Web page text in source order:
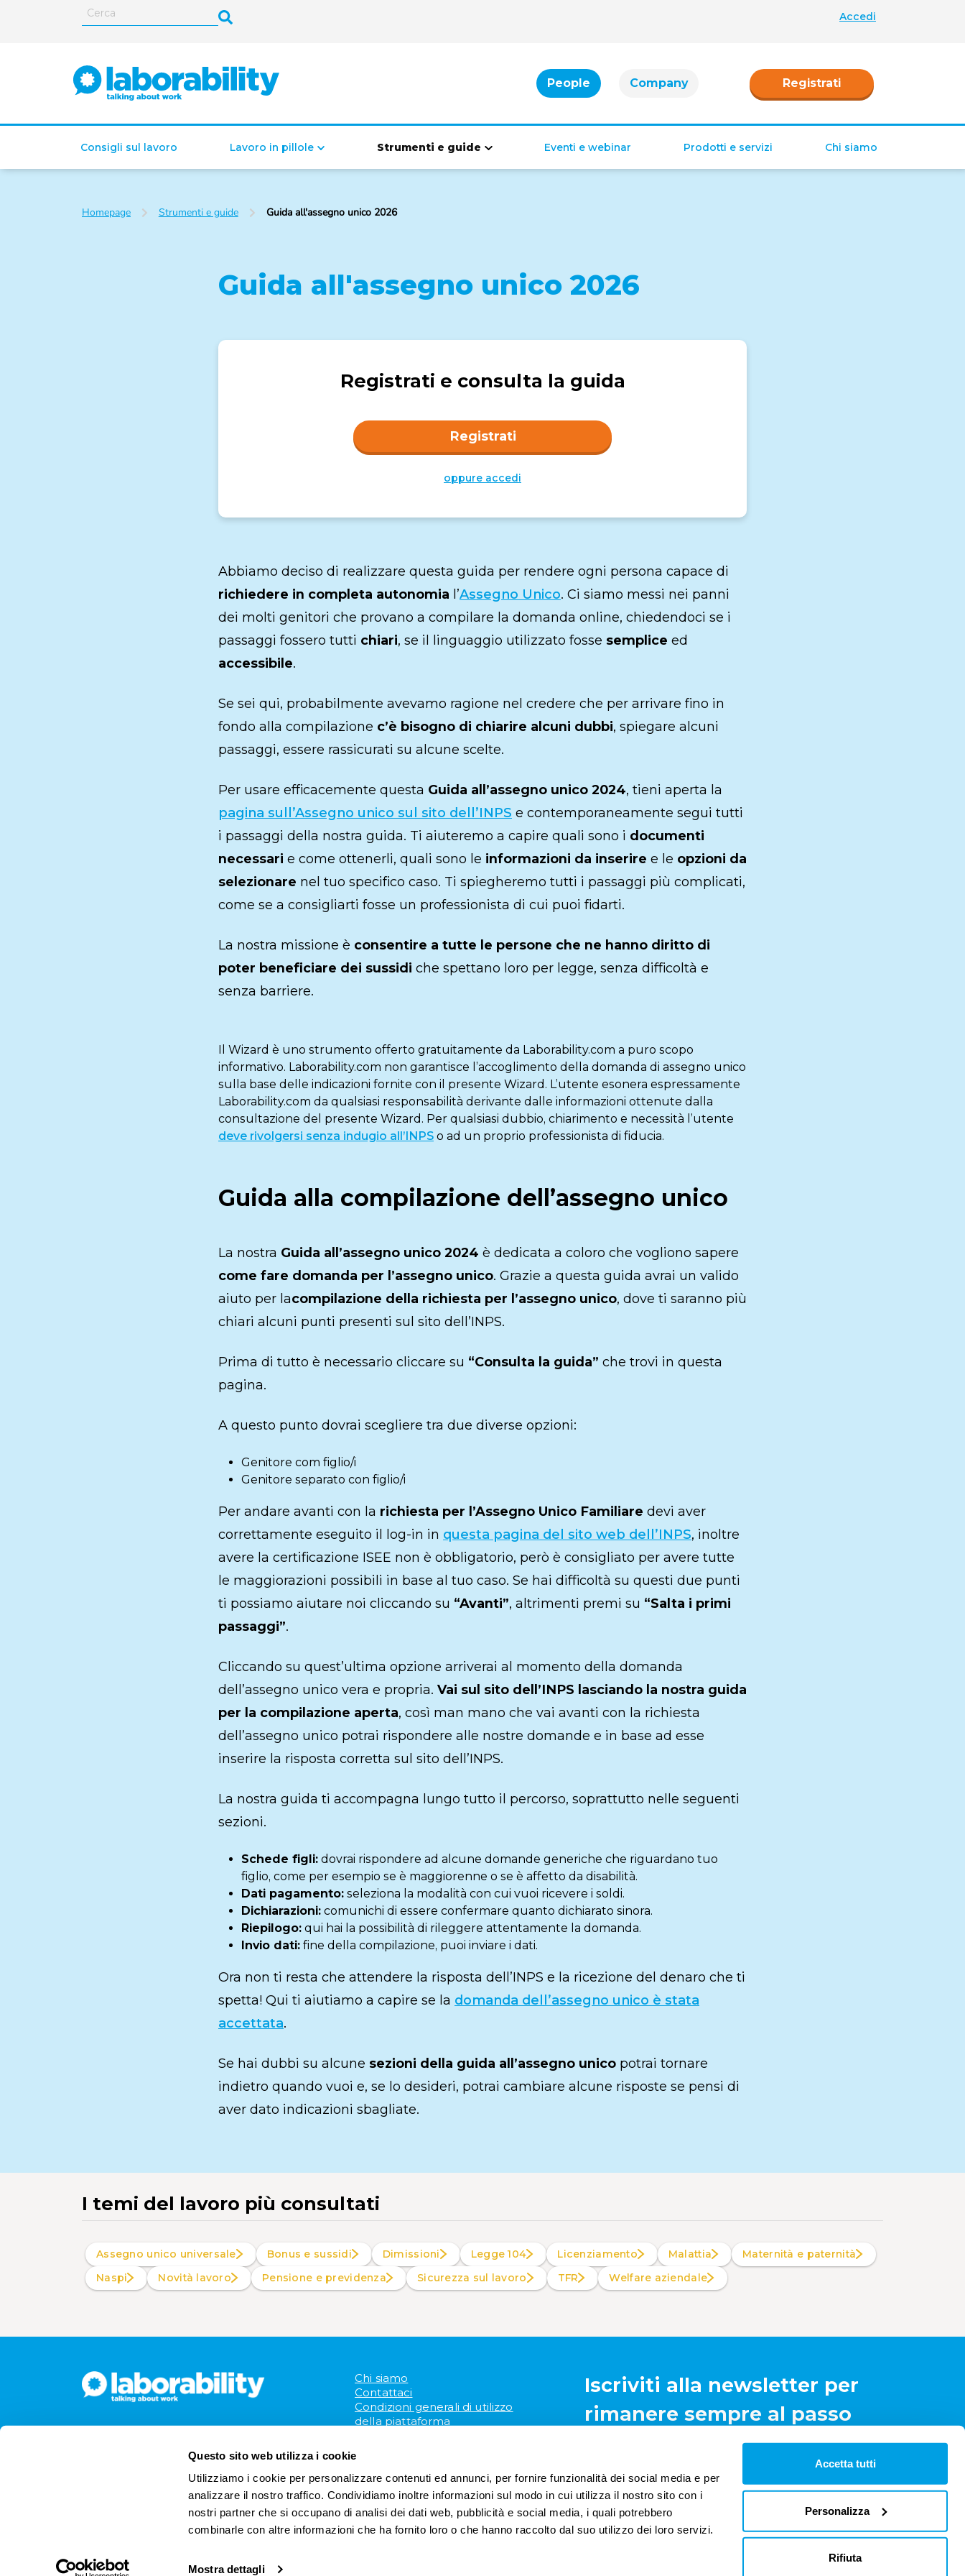
Questo sito web utilizza i cookie
Utilizziamo i cookie per personalizzare contenuti ed annunci, per fornire funzionalità dei social media e per
analizzare il nostro traffico. Condividiamo inoltre informazioni sul modo in cui utilizza il nostro sito con i
nostri partner che si occupano di analisi dei dati web, pubblicità e social media, i quali potrebbero
combinarle con altre informazioni che ha fornito loro o che hanno raccolto dal suo utilizzo dei loro servizi.
Mostra dettagli
Accetta tutti
Personalizza
Rifiuta
Accedi
People Company Registrati
Consigli sul lavoro Lavoro in pillole
ISEE (Indicatore della
Indennità di disoccupazione
Infortunio sul lavoro
Mobbing sul lavoro
Strumenti e guide Eventi e webinar Prodotti e servizi Chi siamo
Homepage Strumenti e guide Guida all'assegno unico 2026
Guida all'assegno unico2026
Registrati e consulta la guida
Registrati
oppure accedi
Abbiamo deciso di realizzare questa guida per rendere ogni persona capace di
richiedere in completa autonomia l’Assegno Unico. Ci siamo messi nei panni
dei molti genitori che provano a compilare la domanda online, chiedendoci se i
passaggi fossero tutti chiari, se il linguaggio utilizzato fosse semplice ed
accessibile.
Se sei qui, probabilmente avevamo ragione nel credere che per arrivare fino in
fondo alla compilazione c’è bisogno di chiarire alcuni dubbi, spiegare alcuni
passaggi, essere rassicurati su alcune scelte.
Per usare efficacemente questa Guida all’assegno unico 2024, tieni aperta la
pagina sull’Assegno unico sul sito dell’INPS e contemporaneamente segui tutti
i passaggi della nostra guida. Ti aiuteremo a capire quali sono i documenti
necessari e come ottenerli, quali sono le informazioni da inserire e le opzioni da
selezionare nel tuo specifico caso. Ti spiegheremo tutti i passaggi più complicati,
come se a consigliarti fosse un professionista di cui puoi fidarti.
La nostra missione è consentire a tutte le persone che ne hanno diritto di
poter beneficiare dei sussidi che spettano loro per legge, senza difficoltà e
senza barriere.
Il Wizard è uno strumento offerto gratuitamente da Laborability.com a puro scopo
informativo. Laborability.com non garantisce l’accoglimento della domanda di assegno unico
sulla base delle indicazioni fornite con il presente Wizard. L’utente esonera espressamente
Laborability.com da qualsiasi responsabilità derivante dalle informazioni ottenute dalla
consultazione del presente Wizard. Per qualsiasi dubbio, chiarimento e necessità l’utente
deve rivolgersi senza indugio all’INPS o ad un proprio professionista di fiducia.
Guida alla compilazione dell’assegno unico
La nostra Guida all’assegno unico 2024 è dedicata a coloro che vogliono sapere
come fare domanda per l’assegno unico. Grazie a questa guida avrai un valido
aiuto per lacompilazione della richiesta per l’assegno unico, dove ti saranno più
chiari alcuni punti presenti sul sito dell’INPS.
Prima di tutto è necessario cliccare su “Consulta la guida” che trovi in questa
pagina.
A questo punto dovrai scegliere tra due diverse opzioni:
Genitore com figlio/i
Genitore separato con figlio/i
Per andare avanti con la richiesta per l’Assegno Unico Familiare devi aver
correttamente eseguito il log-in in questa pagina del sito web dell’INPS, inoltre
avere la certificazione ISEE non è obbligatorio, però è consigliato per avere tutte
le maggiorazioni possibili in base al tuo caso. Se hai difficoltà su questi due punti
ti possiamo aiutare noi cliccando su “Avanti”, altrimenti premi su “Salta i primi
passaggi”.
Cliccando su quest’ultima opzione arriverai al momento della domanda
dell’assegno unico vera e propria. Vai sul sito dell’INPS lasciando la nostra guida
per la compilazione aperta, così man mano che vai avanti con la richiesta
dell’assegno unico potrai rispondere alle nostre domande e in base ad esse
inserire la risposta corretta sul sito dell’INPS.
La nostra guida ti accompagna lungo tutto il percorso, soprattutto nelle seguenti
sezioni.
Schede figli: dovrai rispondere ad alcune domande generiche che riguardano tuo
figlio, come per esempio se è maggiorenne o se è affetto da disabilità.
Dati pagamento: seleziona la modalità con cui vuoi ricevere i soldi.
Dichiarazioni: comunichi di essere confermare quanto dichiarato sinora.
Riepilogo: qui hai la possibilità di rileggere attentamente la domanda.
Invio dati: fine della compilazione, puoi inviare i dati.
Ora non ti resta che attendere la risposta dell’INPS e la ricezione del denaro che ti
spetta! Qui ti aiutiamo a capire se la domanda dell’assegno unico è stata
accettata.
Se hai dubbi su alcune sezioni della guida all’assegno unico potrai tornare
indietro quando vuoi e, se lo desideri, potrai cambiare alcune risposte se pensi di
aver dato indicazioni sbagliate.
I temi del lavoro più consultati
Assegno unico universale Bonus e sussidi Dimissioni Legge 104 Licenziamento Malattia
Maternità e paternità
Naspi
Novità lavoro Pensione e previdenza Sicurezza sul lavoro TFR Welfare aziendale
Chi siamo
Contattaci
Condizioni generali di utilizzo
della piattaforma
Iscriviti alla newsletter per
rimanere sempre al passo